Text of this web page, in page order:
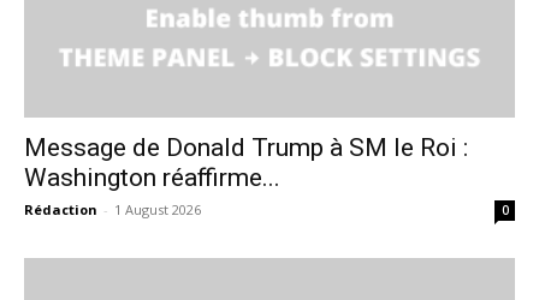
Nous contacter
Mon compte
Message de Donald Trump à SM le Roi :
Washington réaffirme...
Rédaction - 1 August 2026 0